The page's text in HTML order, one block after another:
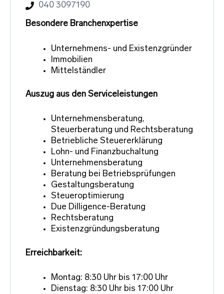
040 3097190
Besondere Branchenxpertise
Unternehmens- und Existenzgründer
Immobilien
Mittelständler
Auszug aus den Serviceleistungen
Unternehmensberatung,
Steuerberatung und Rechtsberatung
Betriebliche Steuererklärung
Lohn- und Finanzbuchaltung
Unternehmensberatung
Beratung bei Betriebsprüfungen
Gestaltungsberatung
Steueroptimierung
Due Dilligence-Beratung
Rechtsberatung
Existenzgründungsberatung
Erreichbarkeit:
Montag: 8:30 Uhr bis 17:00 Uhr
Dienstag: 8:30 Uhr bis 17:00 Uhr